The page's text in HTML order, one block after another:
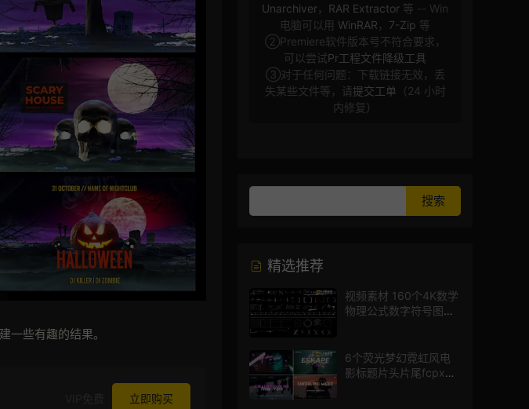
一些有趣的结果。
立即购买
Unarchiver， RAR Extractor 等 -- Win
电脑可以用 WinRAR ， 7-Zip 等
②Premiere软件版本号不符合要求，
可以尝试Pr工程文件降级工具
③对于任何问题：下载链接无效，丢
失某些文件等，请提交工单 （24 小时
内修复）
精选推荐
视频素材 160个4K数学
物理公式数字符号图标
6个荧光梦幻霓虹风电
影标题片头片尾fcpx插